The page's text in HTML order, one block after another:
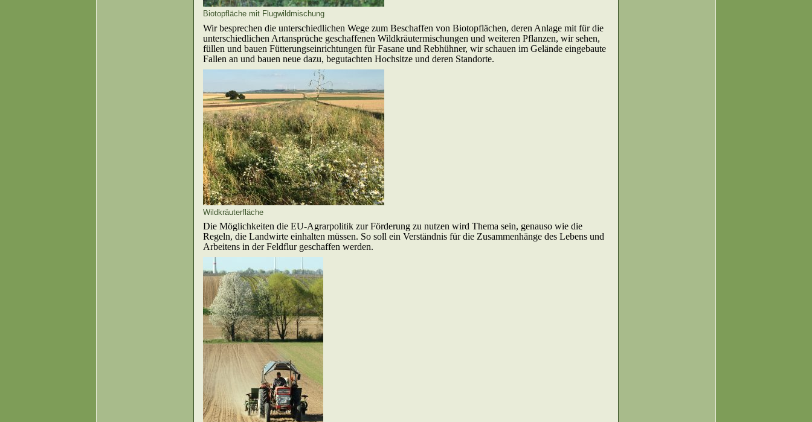
Biotopfläche mit Flugwildmischung
Wir besprechen die unterschiedlichen Wege zum Beschaffen von Biotopflächen, deren Anlage mit für die
unterschiedlichen Artansprüche geschaffenen Wildkräutermischungen und weiteren Pflanzen, wir sehen,
füllen und bauen Fütterungseinrichtungen für Fasane und Rebhühner, wir schauen im Gelände eingebaute
Fallen an und bauen neue dazu, begutachten Hochsitze und deren Standorte.
Wildkräuterfläche
Die Möglichkeiten die EU-Agrarpolitik zur Förderung zu nutzen wird Thema sein, genauso wie die
Regeln, die Landwirte einhalten müssen. So soll ein Verständnis für die Zusammenhänge des Lebens und
Arbeitens in der Feldflur geschaffen werden.